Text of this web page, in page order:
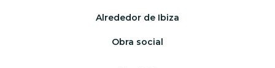
Alrededor de Ibiza
Obra social